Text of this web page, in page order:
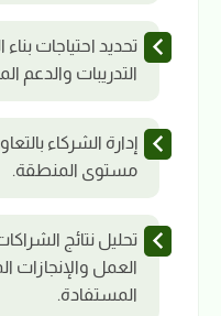
تحديد احتياجات
التدريبات والدعم
إدارة الشركاء
مستوى المنطقة.
تحليل نتائج
العمل والإنجازات
المستفادة.